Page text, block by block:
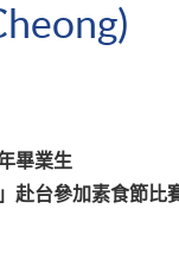
畢業生
赴台參加素食節